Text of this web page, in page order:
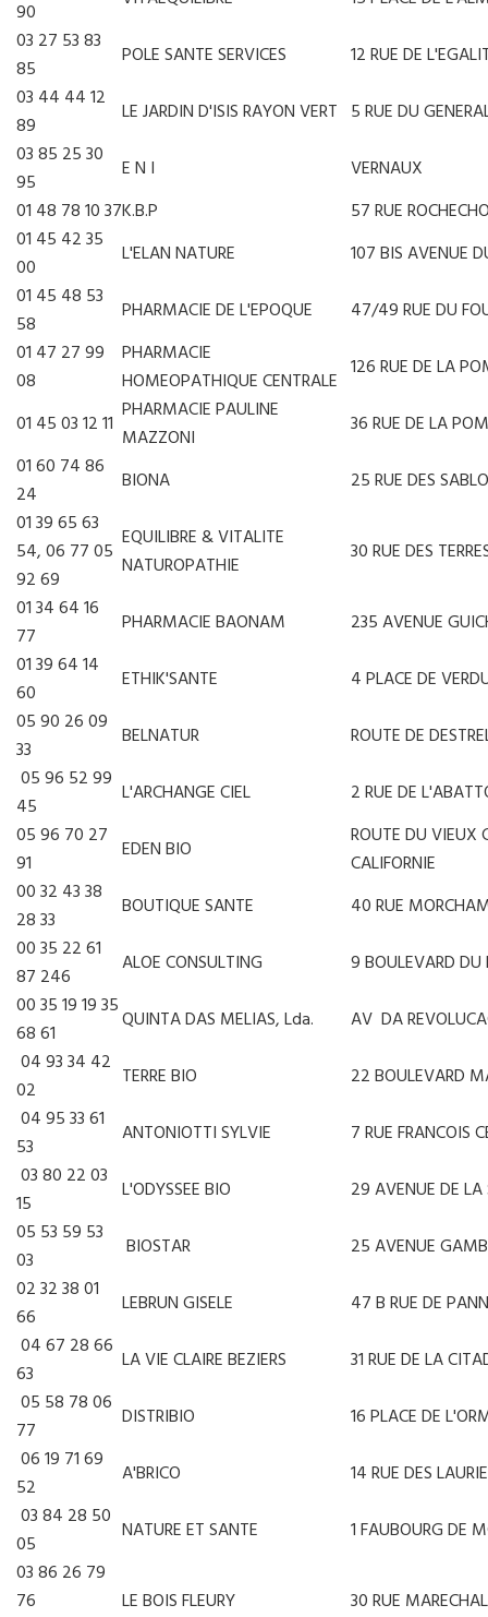
90
03 27 53 83
85
POLE SANTE SERVICES
12 RUE DE
03 44 44 12
89
LE JARDIN D'ISIS RAYON VERT 5 RUE DU
03 85 25 30
95
E N I
VERNAUX
01 48 78 10 37K.B.P
57 RUE
01 45 42 35
00
L'ELAN NATURE
107 BIS AVENUE
01 45 48 53
58
PHARMACIE DE L'EPOQUE
47/49 RUE DU
01 47 27 99
08
PHARMACIE
HOMEOPATHIQUE CENTRALE 126 RUE DE LA
01 45 03 12 11 PHARMACIE PAULINE
MAZZONI
36 RUE DE LA
01 60 74 86
24
BIONA
25 RUE DES
01 39 65 63
54, 06 77 05
92 69
EQUILIBRE & VITALITE
NATUROPATHIE
30 RUE DES
01 34 64 16
77
PHARMACIE BAONAM
235 AVENUE
01 39 64 14
60
ETHIK'SANTE
4 PLACE DE
05 90 26 09
33
BELNATUR
ROUTE DE
05 96 52 99
45
L'ARCHANGE CIEL
2 RUE DE
05 96 70 27
91
EDEN BIO
ROUTE DU VIEUX
CALIFORNIE
00 32 43 38
28 33
BOUTIQUE SANTE
40 RUE
00 35 22 61
87 246
ALOE CONSULTING
9 BOULEVARD DU
00 35 19 19 35
68 61
QUINTA DAS MELIAS, Lda.
AV DA
04 93 34 42
02
TERRE BIO
22 BOULEVARD
04 95 33 61
53
ANTONIOTTI SYLVIE
7 RUE FRANCOIS
03 80 22 03
15
L'ODYSSEE BIO
29 AVENUE DE
05 53 59 53
03
BIOSTAR
25 AVENUE
02 32 38 01
66
LEBRUN GISELE
47 B RUE DE
04 67 28 66
63
LA VIE CLAIRE BEZIERS
31 RUE DE LA
05 58 78 06
77
DISTRIBIO
16 PLACE DE
06 19 71 69
52
A'BRICO
14 RUE DES
03 84 28 50
05
NATURE ET SANTE
1 FAUBOURG DE
03 86 26 79
76
LE BOIS FLEURY 30 RUE